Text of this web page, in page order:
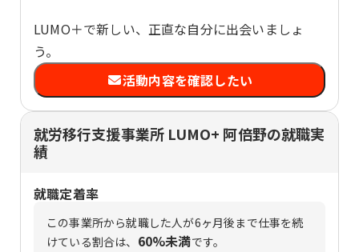
LUMO＋で新しい、正直な自分に出会いましょ
う。
活動内容を確認したい
就労移行支援事業所 LUMO+ 阿倍野の就職実
績
就職定着率
この事業所から就職した人が6ヶ月後まで仕事を続
けている割合は、 60%未満です。